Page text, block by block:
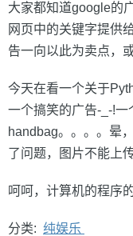
大家都知道google的
网页中的关键字提供
告一向以此为卖点，
今天在看一个关于
一个搞笑的广告-_-!
handbag。。。。晕
了问题，图片不能上
呵呵，计算机的程序
分类: 纯娱乐